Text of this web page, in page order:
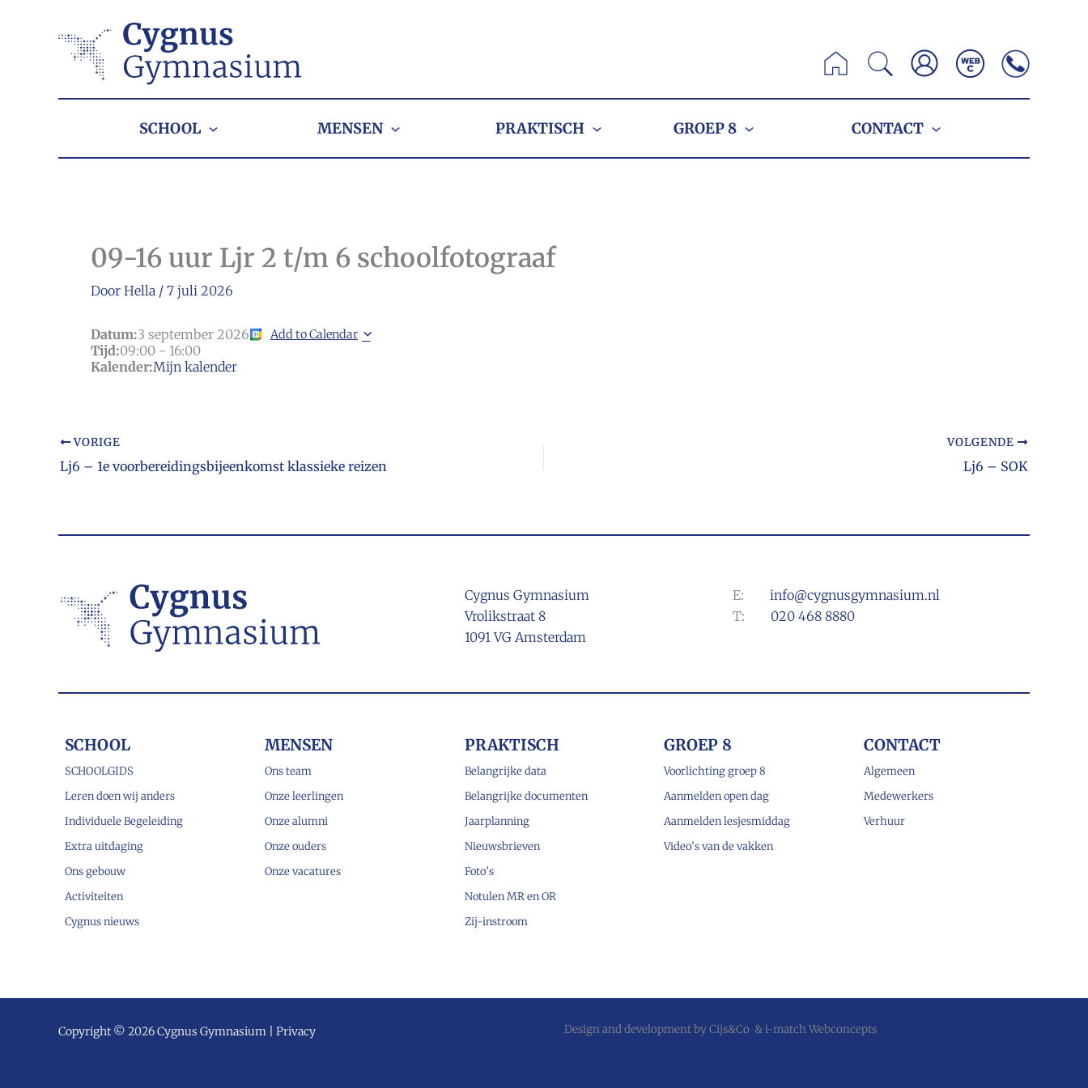
Zoeken
SCHOOL MENSEN PRAKTISCH GROEP 8 CONTACT
09-16 uur Ljr 2 t/m 6 schoolfotograaf
Door Hella / 7 juli 2026
Datum:3 september 2026 Add to Calendar
Tijd:09:00 - 16:00
Kalender:Mijn kalender
VORIGE
Lj6 – 1e voorbereidingsbijeenkomst klassieke reizen
VOLGENDE
Lj6 – SOK
Cygnus Gymnasium
Vrolikstraat 8
1091 VG Amsterdam
E:info@cygnusgymnasium.nl
T: 020 468 8880
SCHOOL
SCHOOLGIDS
Leren doen wij anders
Individuele Begeleiding
Extra uitdaging
Ons gebouw
Activiteiten
Cygnus nieuws
MENSEN
Ons team
Onze leerlingen
Onze alumni
Onze ouders
Onze vacatures
PRAKTISCH
Belangrijke data
Belangrijke documenten
Jaarplanning
Nieuwsbrieven
Foto’s
Notulen MR en OR
Zij-instroom
GROEP 8
Voorlichting groep 8
Aanmelden open dag
Aanmelden lesjesmiddag
Video’s van de vakken
CONTACT
Algemeen
Medewerkers
Verhuur
Copyright © 2026 Cygnus Gymnasium | Privacy Design and development by Cijs&Co &i-match Webconcepts